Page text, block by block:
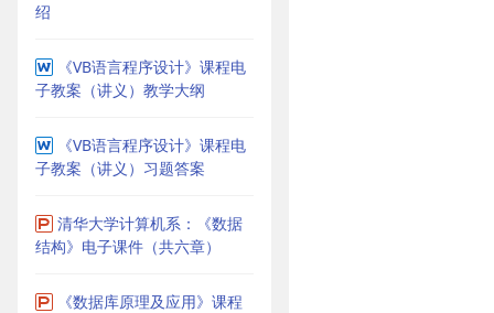
绍
《VB语言程序设计》课程电
子教案（讲义）教学大纲
《VB语言程序设计》课程电
子教案（讲义）习题答案
清华大学计算机系：《数据
结构》电子课件（共六章）
《数据库原理及应用》课程